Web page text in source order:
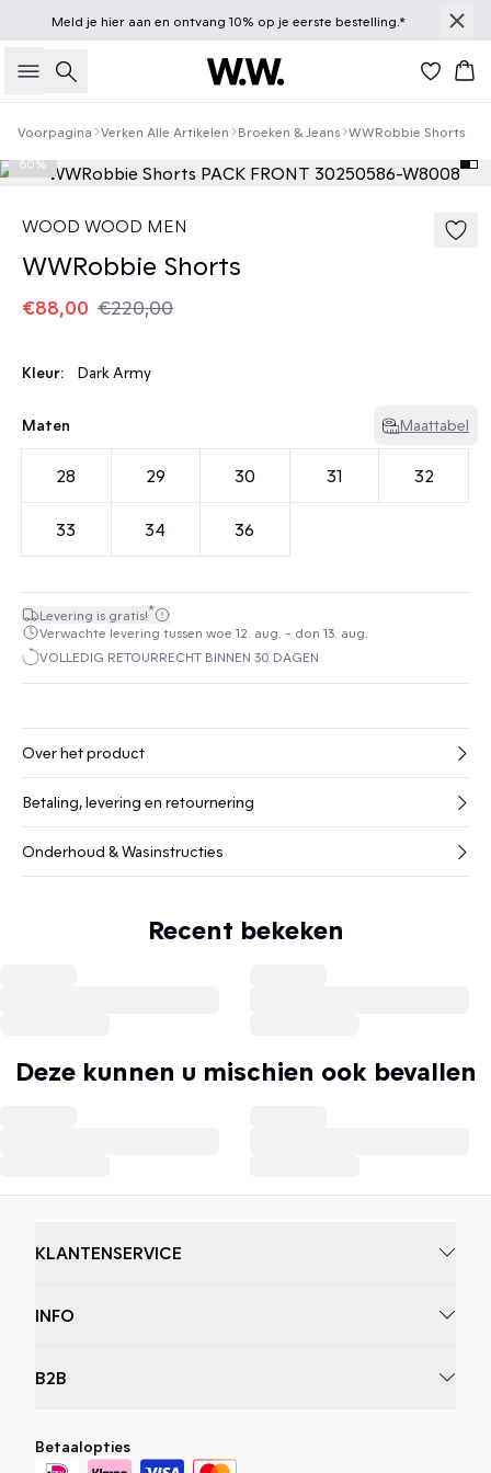
Meld je hieraan en ontvang 10% op je eerste bestelling.*
Zoeken
Voorpagina Verken Alle Artikelen Broeken & Jeans WWRobbie Shorts
60%
WOOD WOOD MEN
WWRobbie Shorts
€88,00 €220,00
Kleur: Dark Army
Maten Maattabel
28 29 30 31 32
33 34 36
Levering is gratis!*
Verwachte levering tussen woe 12. aug. - don 13. aug.
VOLLEDIG RETOURRECHT BINNEN 30 DAGEN
Over het product
Betaling, levering en retournering
Onderhoud & Wasinstructies
Recent bekeken
Deze kunnen u mischien ook bevallen
KLANTENSERVICE
INFO
B2B
Betaalopties